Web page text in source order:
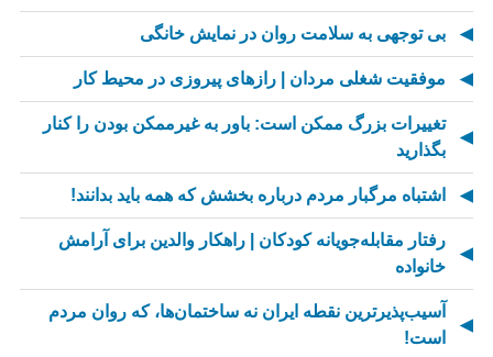
بی توجهی به سلامت روان در نمایش خانگی
موفقیت شغلی مردان | رازهای پیروزی در محیط کار
تغییرات بزرگ ممکن است: باور به غیرممکن بودن را کنار
بگذارید
اشتباه مرگبار مردم درباره بخشش که همه باید بدانند!
رفتار مقابله‌جویانه کودکان | راهکار والدین برای آرامش
خانواده
آسیب‌پذیرترین نقطه ایران نه ساختمان‌ها، که روان مردم
است!